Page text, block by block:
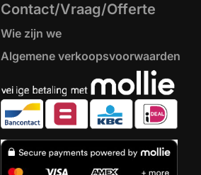
Contact/Vraag/Offerte
Wie zijn we
Algemene verkoopsvoorwaarden